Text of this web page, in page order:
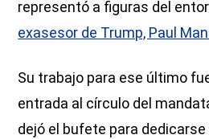
representó a figuras del
exasesor de Trump, Paul
Su trabajo para ese último
entrada al círculo del
dejó el bufete para